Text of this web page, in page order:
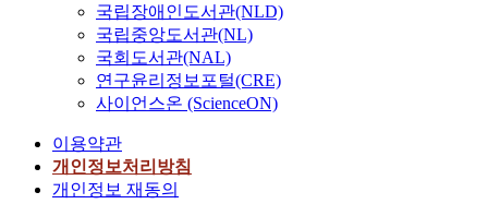
국립장애인도서관(NLD)
국립중앙도서관(NL)
국회도서관(NAL)
연구윤리정보포털(CRE)
사이언스온 (ScienceON)
이용약관
개인정보처리방침
개인정보 재동의